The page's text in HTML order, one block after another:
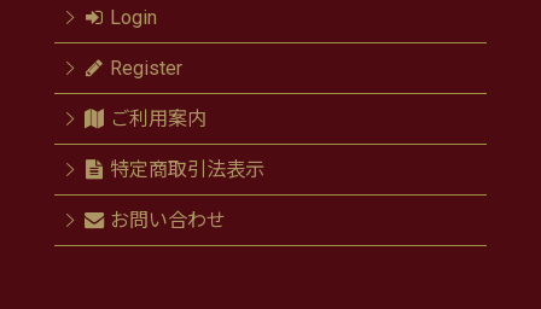
Login
Register
ご利用案内
特定商取引法表示
お問い合わせ